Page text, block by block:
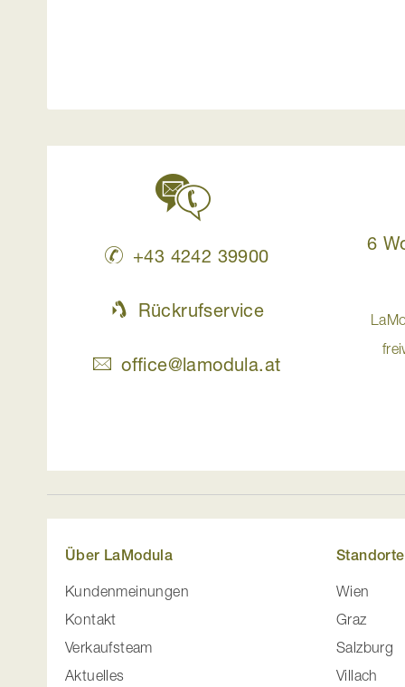
+43 4242 39900
Rückrufservice
office@lamodula.at
6
Über LaModula
Kundenmeinungen
Kontakt
Verkaufsteam
Aktuelles
Standorte
Wien
Graz
Salzburg
Villach